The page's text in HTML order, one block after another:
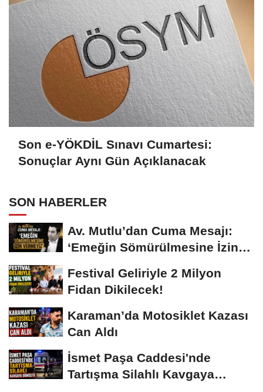
Son e-YÖKDİL Sınavı Cumartesi:
Sonuçlar Aynı Gün Açıklanacak
SON HABERLER
Av. Mutlu’dan Cuma Mesajı:
‘Emeğin Sömürülmesine İzin
Festival Geliriyle 2 Milyon
Fidan Dikilecek!
Karaman’da Motosiklet Kazası
Can Aldı
İsmet Paşa Caddesi'nde
Tartışma Silahlı Kavgaya